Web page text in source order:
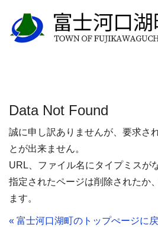
Data Not Found
誠に申し訳ありませんが、要求さ
とが出来ません。
URL、ファイル名にタイプミスが
指定されたページは削除されたか
ます。
« 富士河口湖町のトップぺージに